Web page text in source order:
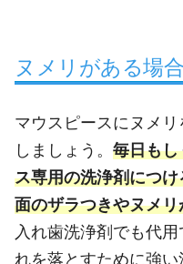
ヌメリがある場
マウスピースにヌメ
しましょう。 毎日もし
ス専用の洗浄剤につ
面のザラつきやヌメ
入れ歯洗浄剤でも代
れを落とすために強